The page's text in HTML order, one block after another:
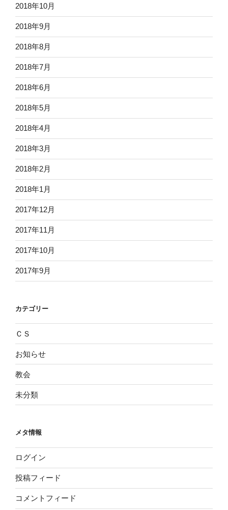
2018年10月
2018年9月
2018年8月
2018年7月
2018年6月
2018年5月
2018年4月
2018年3月
2018年2月
2018年1月
2017年12月
2017年11月
2017年10月
2017年9月
カテゴリー
ＣＳ
お知らせ
教会
未分類
メタ情報
ログイン
投稿フィード
コメントフィード